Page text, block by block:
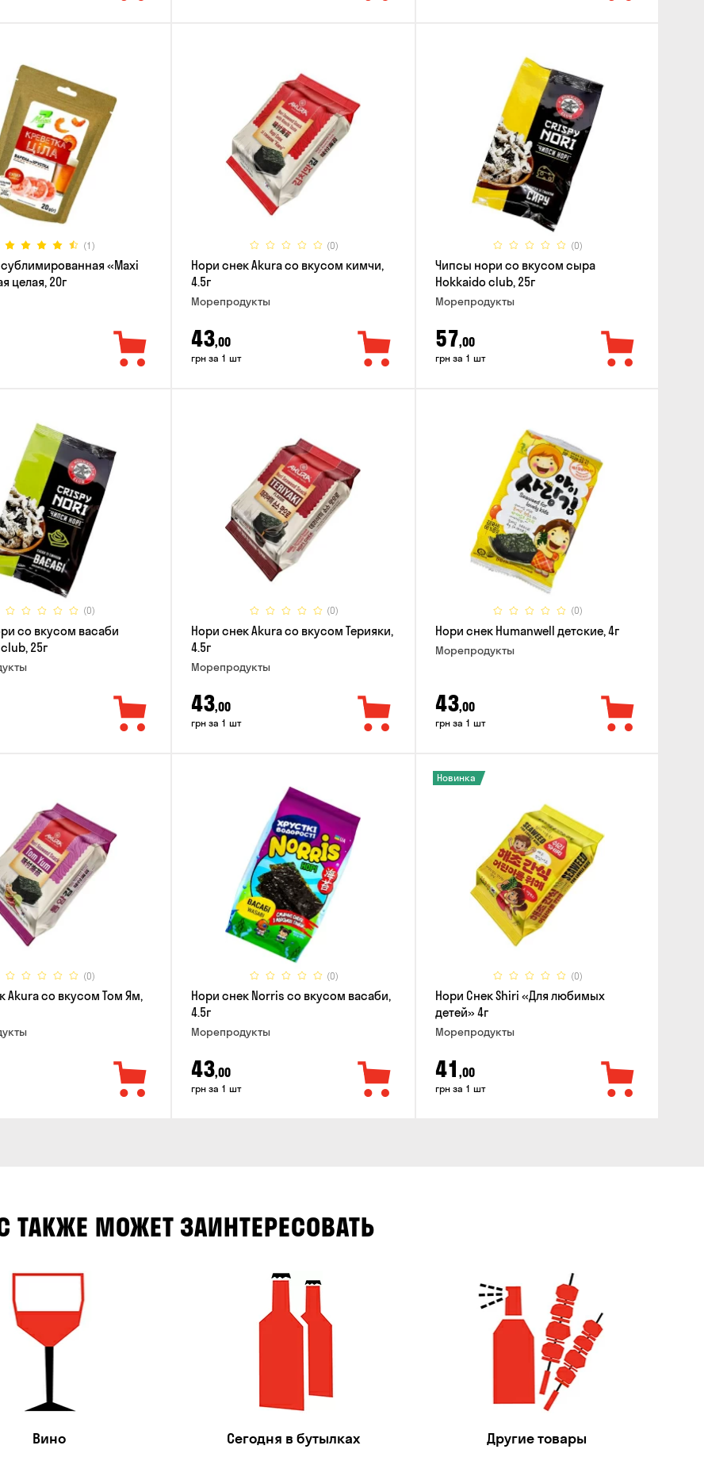
(1)
сублимированная «Maxi
целая, 20г
(0)
Нори снек Akura со вкусом кимчи,
4.5г
Морепродукты
43,00
грн за 1 шт
(0)
Чипсы нори со вкусом сыра
Hokkaido club, 25г
Морепродукты
57,00
грн за 1 шт
(0)
со вкусом васаби
25г
(0)
Нори снек Akura со вкусом Терияки,
4.5г
Морепродукты
43,00
грн за 1 шт
(0)
Нори снек Humanwell детские, 4г
Морепродукты
43,00
грн за 1 шт
(0)
Akura со вкусом Том Ям,
(0)
Нори снек Norris со вкусом васаби,
4.5г
Морепродукты
43,00
грн за 1 шт
(0)
Новинка
Нори Снек Shiri «Для любимых
детей» 4г
Морепродукты
41 ,00
грн за 1 шт
ТАКЖЕ МОЖЕТ ЗАИНТЕРЕСОВАТЬ
Вино Сегодня в бутылках Другие товары